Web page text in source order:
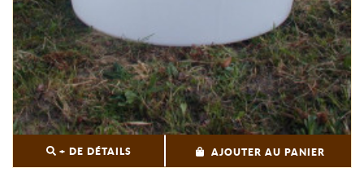
+ DE DÉTAILS AJOUTER AU PANIER